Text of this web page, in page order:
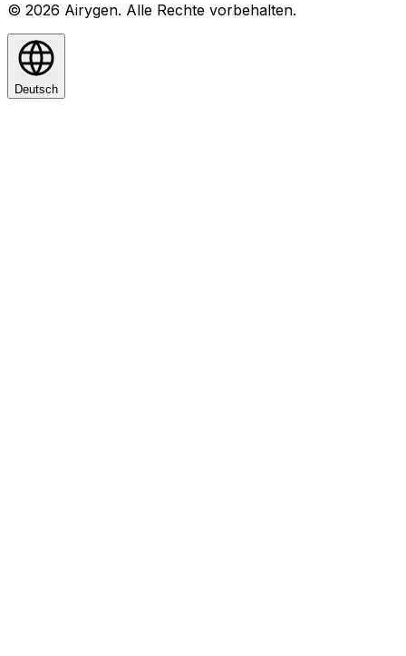
© 2026 Airygen. Alle Rechte vorbehalten.
Deutsch